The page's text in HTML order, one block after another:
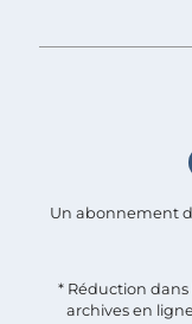
Un abonnement
* Réduction
archives en